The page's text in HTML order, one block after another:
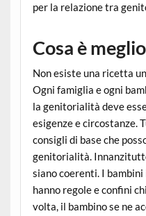
per la relazione tra
Cosa è
Non esiste una ricetta
Ogni famiglia e ogni
la genitorialità deve
esigenze e circostanze.
consigli di base che
genitorialità.
siano coerenti. I
hanno regole e confini
volta, il bambino se ne